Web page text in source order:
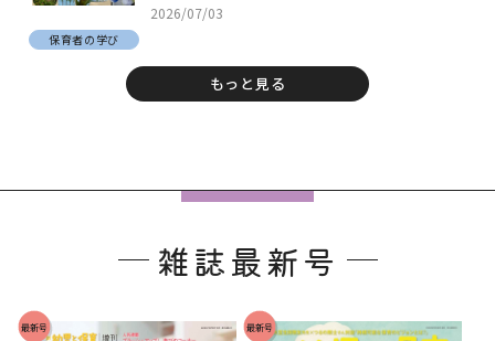
2026/07/03
保育者の学び
もっと見る
雑誌最新号
最新号 最新号